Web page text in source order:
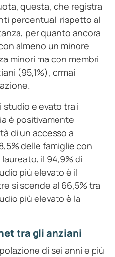
questa, che registra
percentuali rispetto al
per quanto ancora
almeno un minore
minori ma con membri
(95,1%), ormai
studio elevato tra i
è positivamente
di un accesso a
delle famiglie con
il 94,9% di
più elevato è il
si scende al 66,5% tra
più elevato è la
tra gli anziani
di sei anni e più